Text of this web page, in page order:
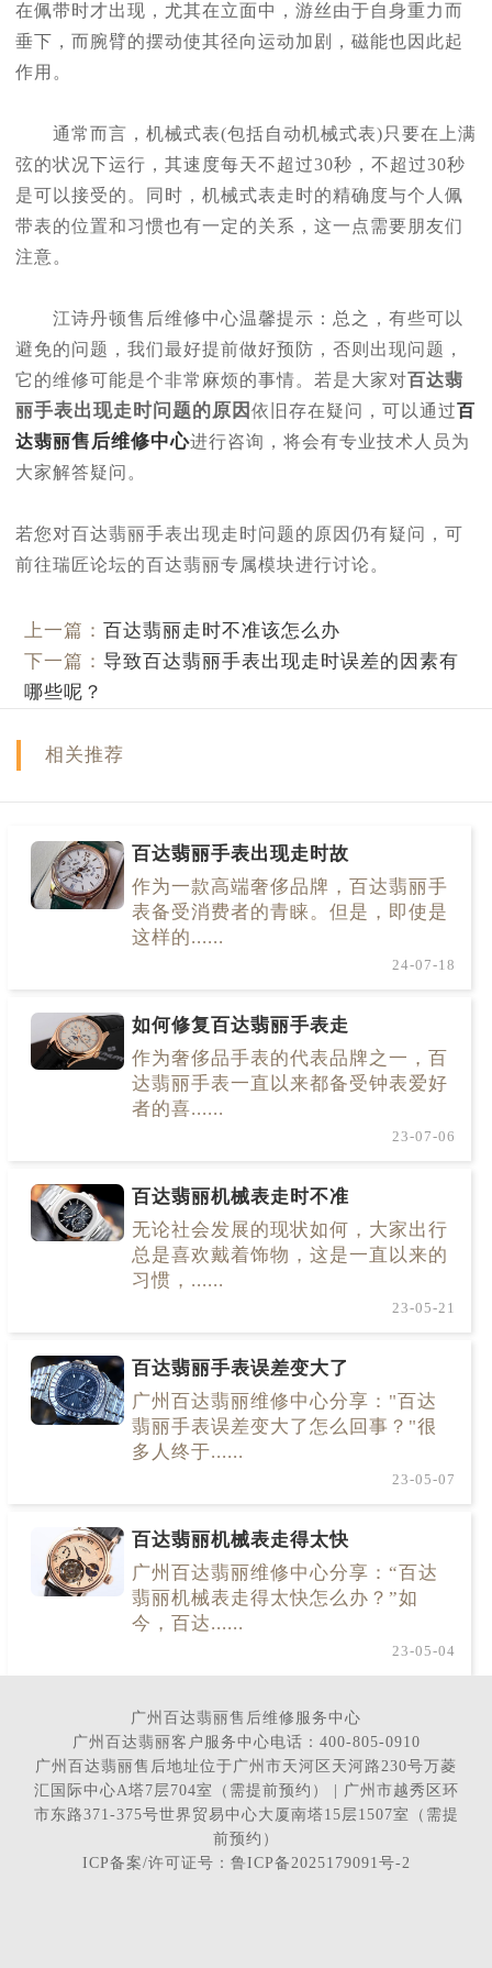
在佩带时才出现，尤其在立面中，游丝由于自身重力而
垂下，而腕臂的摆动使其径向运动加剧，磁能也因此起
作用。
通常而言，机械式表(包括自动机械式表)只要在上满
弦的状况下运行，其速度每天不超过30秒，不超过30秒
是可以接受的。同时，机械式表走时的精确度与个人佩
带表的位置和习惯也有一定的关系，这一点需要朋友们
注意。
江诗丹顿售后维修中心温馨提示：总之，有些可以
避免的问题，我们最好提前做好预防，否则出现问题，
它的维修可能是个非常麻烦的事情。若是大家对百达翡
丽手表出现走时问题的原因 依旧存在疑问，可以通过百
达翡丽售后维修中心进行咨询，将会有专业技术人员为
大家解答疑问。
若您对百达翡丽手表出现走时问题的原因仍有疑问，可
前往瑞匠论坛的百达翡丽专属模块进行讨论。
上一篇：百达翡丽走时不准该怎么办
下一篇：导致百达翡丽手表出现走时误差的因素有
哪些呢？
相关推荐
百达翡丽手表出现走时故
作为一款高端奢侈品牌，百达翡丽手
表备受消费者的青睐。但是，即使是
这样的......
24-07-18
如何修复百达翡丽手表走
作为奢侈品手表的代表品牌之一，百
达翡丽手表一直以来都备受钟表爱好
者的喜......
23-07-06
百达翡丽机械表走时不准
无论社会发展的现状如何，大家出行
总是喜欢戴着饰物，这是一直以来的
习惯，......
23-05-21
百达翡丽手表误差变大了
广州百达翡丽维修中心分享："百达
翡丽手表误差变大了怎么回事？"很
多人终于......
23-05-07
百达翡丽机械表走得太快
广州百达翡丽维修中心分享：“百达
翡丽机械表走得太快怎么办？”如
今，百达......
23-05-04
广州百达翡丽售后维修服务中心
广州百达翡丽客户服务中心电话：400-805-0910
广州百达翡丽售后地址位于广州市天河区天河路230号万菱
汇国际中心A塔7层704室（需提前预约） | 广州市越秀区环
市东路371-375号世界贸易中心大厦南塔15层1507室（需提
前预约）
ICP备案/许可证号：鲁ICP备2025179091号-2